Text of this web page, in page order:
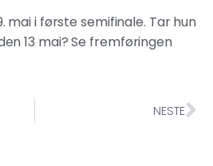
mai i første semifinale. Tar hun
13 mai? Se fremføringen
NESTE